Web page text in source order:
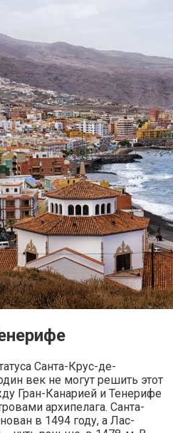
Санта-Круc-де-
век не могут решить этот
Гран-Канарией и Тенерифе
архипелага. Санта-
в 1494 году, а Лас-